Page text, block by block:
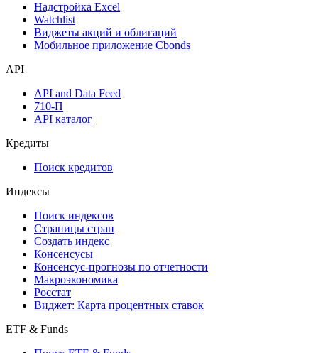
Календарь инвестора
Инструментарий
Мобильное приложение Cbonds
API
API and Data Feed
API каталог
Кредиты
Поиск кредитов
Индексы
Поиск индексов
Страницы стран
Создать индекс
Консенсусы
Макроэкономика